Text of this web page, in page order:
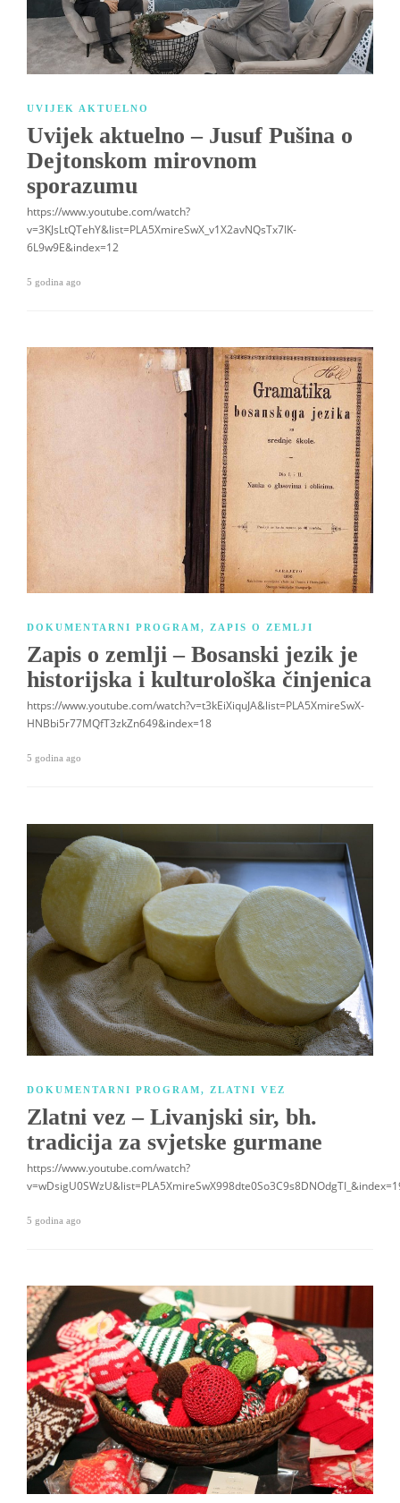
UVIJEK AKTUELNO
Uvijek aktuelno – Jusuf Pušina o
Dejtonskom mirovnom
sporazumu
https://www.youtube.com/watch?
v=3KJsLtQTehY&list=PLA5XmireSwX_v1X2avNQsTx7IK-
6L9w9E&index=12
5 godina ago
DOKUMENTARNI PROGRAM, ZAPIS O ZEMLJI
Zapis o zemlji – Bosanski jezik je
historijska i kulturološka činjenica
https://www.youtube.com/watch?v=t3kEiXiquJA&list=PLA5XmireSwX-
HNBbi5r77MQfT3zkZn649&index=18
5 godina ago
DOKUMENTARNI PROGRAM, ZLATNI VEZ
Zlatni vez – Livanjski sir, bh.
tradicija za svjetske gurmane
https://www.youtube.com/watch?
5 godina ago